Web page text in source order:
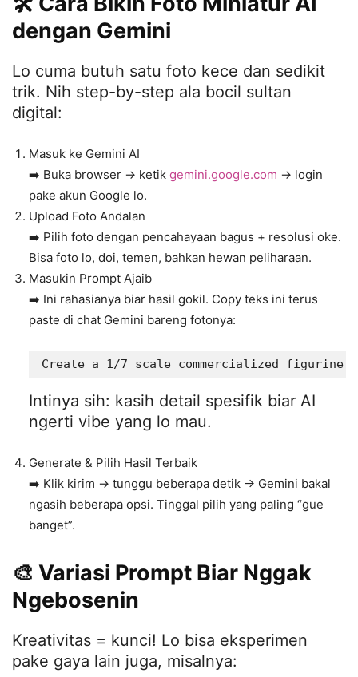
dengan Gemini
Lo cuma butuh satu foto kece dan sedikit
trik. Nih step-by-step ala bocil sultan
digital:
Masuk ke Gemini AI
➡️ Buka browser → ketik gemini.google.com → login
pake akun Google lo.
Upload Foto Andalan
➡️ Pilih foto dengan pencahayaan bagus + resolusi oke.
Bisa foto lo, doi, temen, bahkan hewan peliharaan.
Masukin Prompt Ajaib
➡️ Ini rahasianya biar hasil gokil. Copy teks ini terus
paste di chat Gemini bareng fotonya:
Intinya sih: kasih detail spesifik biar AI
ngerti vibe yang lo mau.
Generate & Pilih Hasil Terbaik
➡️ Klik kirim → tunggu beberapa detik → Gemini bakal
ngasih beberapa opsi. Tinggal pilih yang paling “gue
banget”.
🎨 Variasi Prompt Biar Nggak
Ngebosenin
Kreativitas = kunci! Lo bisa eksperimen
pake gaya lain juga, misalnya: